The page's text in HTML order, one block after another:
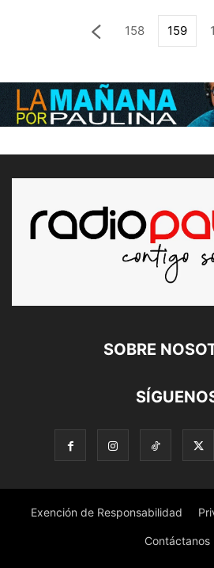
158 159
SOBRE
Exención de Responsabilidad
Contáctanos